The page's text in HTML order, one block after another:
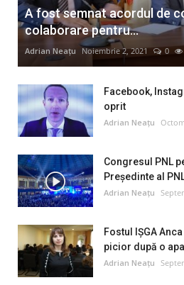
A fost semnat acordul de
colaborare pentru...
Adrian Neațu Noiembrie 2, 2021 0
Facebook,
oprit
Adrian Neațu
Congresul PNL
Preşedinte al
Adrian Neațu
Fostul IȘGA
picior după o
Adrian Neațu